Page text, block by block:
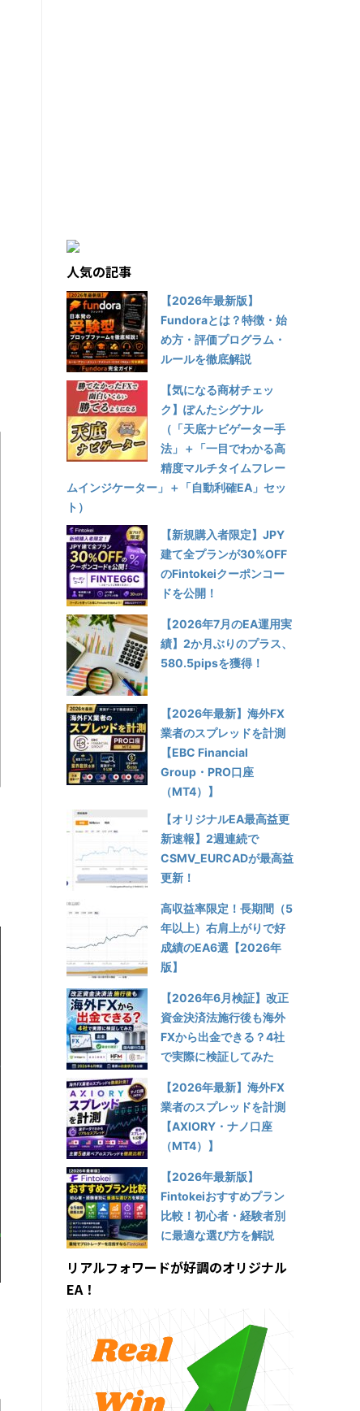
人気の記事
【2026年最新版】
Fundoraとは？特徴・始
め方・評価プログラム・
ルールを徹底解説
【気になる商材チェッ
ク】ぽんたシグナル
（「天底ナビゲーター手
法」＋「一目でわかる高
精度マルチタイムフレー
ムインジケーター」＋「自動利確EA」セッ
ト）
【新規購入者限定】JPY
建て全プランが30%OFF
のFintokeiクーポンコー
ドを公開！
【2026年7月のEA運用実
績】2か月ぶりのプラス、
580.5pipsを獲得！
【2026年最新】海外FX
業者のスプレッドを計測
【EBC Financial
Group・PRO口座
（MT4）】
【オリジナルEA最高益更
新速報】2週連続で
CSMV_EURCADが最高益
更新！
高収益率限定！長期間（5
年以上）右肩上がりで好
成績のEA6選【2026年
版】
【2026年6月検証】改正
資金決済法施行後も海外
FXから出金できる？4社
で実際に検証してみた
【2026年最新】海外FX
業者のスプレッドを計測
【AXIORY・ナノ口座
（MT4）】
【2026年最新版】
Fintokeiおすすめプラン
比較！初心者・経験者別
に最適な選び方を解説
リアルフォワードが好調のオリジナル
EA！